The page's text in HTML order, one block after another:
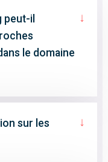
peut-il
le domaine
↓
sur les
↓